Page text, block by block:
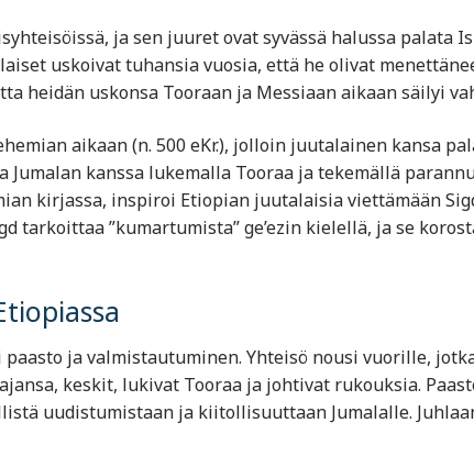
ja sen juuret ovat syvässä halussa palata
uskoivat tuhansia vuosia, että he olivat
heidän uskonsa Tooraan ja Messiaan aikaan säilyi
aikaan (n. 500 eKr.), jolloin juutalainen kansa
kanssa lukemalla Tooraa ja tekemällä
kirjassa, inspiroi Etiopian juutalaisia viettämään
tarkoittaa ”kumartumista” ge’ezin kielellä, ja se
ja valmistautuminen. Yhteisö nousi vuorille,
keskit, lukivat Tooraa ja johtivat rukouksia.
uudistumistaan ja kiitollisuuttaan Jumalalle.